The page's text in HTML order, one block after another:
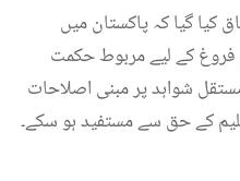
کیا گیا کہ پاکستان میں
فروغ کے لیے مربوط حکمت
شواہد پر مبنی اصلاحات
تعلیم کے حق سے مستفید ہو سکے۔